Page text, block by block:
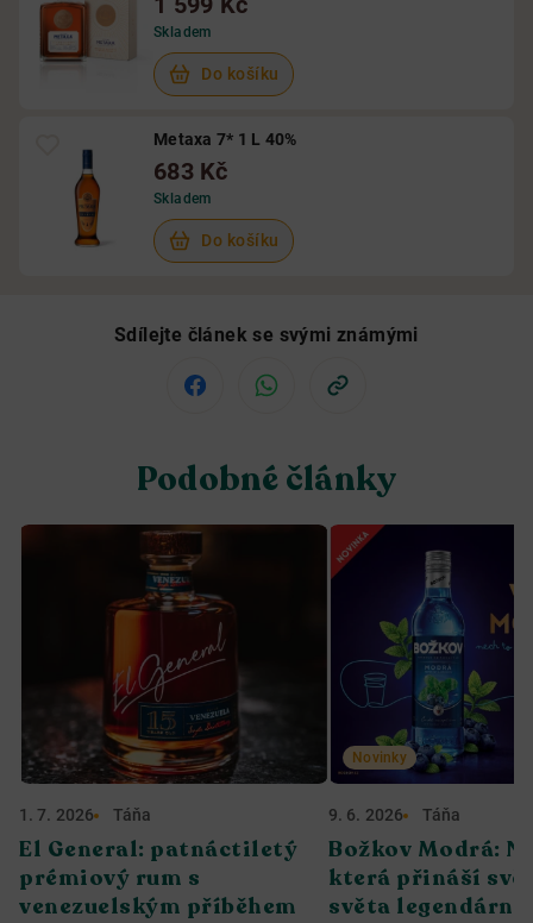
Skladem
Do košíku
Metaxa 7* 1 L 40%
683 Kč
Skladem
Do košíku
Sdílejte článek se svými známými
Podobné články
1. 7. 2026 Táňa
El General: patnáctiletý
prémiový rum s
venezuelským příběhem
Novinky
9. 6. 2026 Táňa
Božkov Modrá:
která přináší
světa legendární